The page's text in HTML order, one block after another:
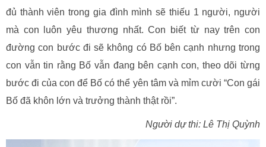
đủ thành viên trong gia đình mình sẽ thiếu 1 người, người
mà con luôn yêu thương nhất. Con biết từ nay trên con
đường con bước đi sẽ không có Bố bên cạnh nhưng trong
con vẫn tin rằng Bố vẫn đang bên cạnh con, theo dõi từng
bước đi của con để Bố có thể yên tâm và mỉm cười “Con gái
Bố đã khôn lớn và trưởng thành thật rồi”.
Người dự thi: Lê Thị Quỳnh